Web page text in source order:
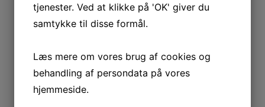
til dårlig vin
Om os
tjenester. Ved at klikke på 'OK' giver du
samtykke til disse formål.
Læs mere om vores brug af cookies og
behandling af persondata på vores
hjemmeside.